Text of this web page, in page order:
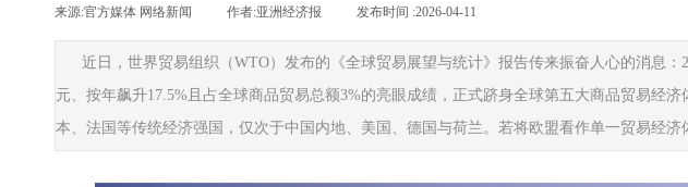
来源:官方媒体 网络新闻 作者:亚洲经济报 发布时间 :2026-04-11
近日，世界贸易组织（WTO）发布的《全球贸易展望与统计》报告传来振奋人心的消息：
元、按年飙升17.5%且占全球商品贸易总额3%的亮眼成绩，正式跻身全球第五大商品贸易经
本、法国等传统经济强国，仅次于中国内地、美国、德国与荷兰。若将欧盟看作单一贸易经济